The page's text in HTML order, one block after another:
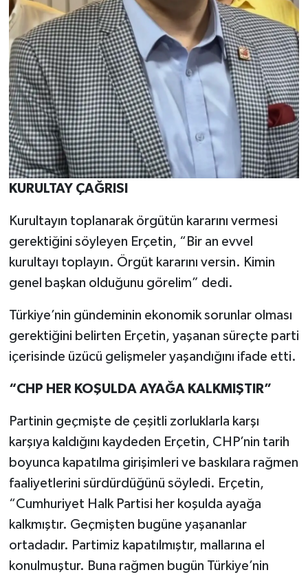
KURULTAY ÇAĞRISI
Kurultayın toplanarak örgütün kararını vermesi
gerektiğini söyleyen Erçetin, “Bir an evvel
kurultayı toplayın. Örgüt kararını versin. Kimin
genel başkan olduğunu görelim” dedi.
Türkiye’nin gündeminin ekonomik sorunlar olması
gerektiğini belirten Erçetin, yaşanan süreçte parti
içerisinde üzücü gelişmeler yaşandığını ifade etti.
“CHP HER KOŞULDA AYAĞA KALKMIŞTIR”
Partinin geçmişte de çeşitli zorluklarla karşı
karşıya kaldığını kaydeden Erçetin, CHP’nin tarih
boyunca kapatılma girişimleri ve baskılara rağmen
faaliyetlerini sürdürdüğünü söyledi. Erçetin,
“Cumhuriyet Halk Partisi her koşulda ayağa
kalkmıştır. Geçmişten bugüne yaşananlar
ortadadır. Partimiz kapatılmıştır, mallarına el
konulmuştur. Buna rağmen bugün Türkiye’nin